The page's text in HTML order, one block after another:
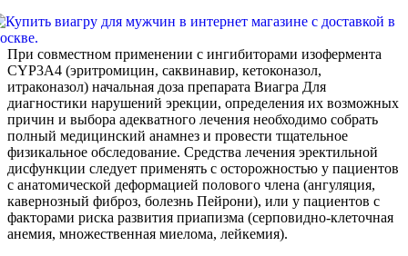
При совместном применении с ингибиторами изофермента
CYP3A4 (эритромицин, саквинавир, кетоконазол,
итраконазол) начальная доза препарата Виагра Для
диагностики нарушений эрекции, определения их возможных
причин и выбора адекватного лечения необходимо собрать
полный медицинский анамнез и провести тщательное
физикальное обследование. Средства лечения эректильной
дисфункции следует применять с осторожностью у пациентов
с анатомической деформацией полового члена (ангуляция,
кавернозный фиброз, болезнь Пейрони), или у пациентов с
факторами риска развития приапизма (серповидно-клеточная
анемия, множественная миелома, лейкемия).